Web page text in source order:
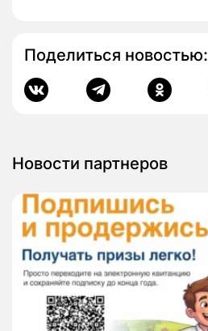
Поделиться новостью:
Новости партнеров